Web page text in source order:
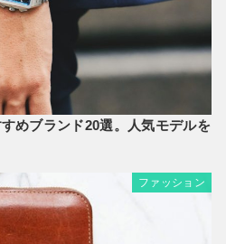
めブランド20選。人気モデルを
ファッション